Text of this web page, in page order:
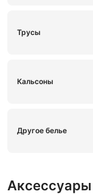
Трусы
Кальсоны
Другое белье